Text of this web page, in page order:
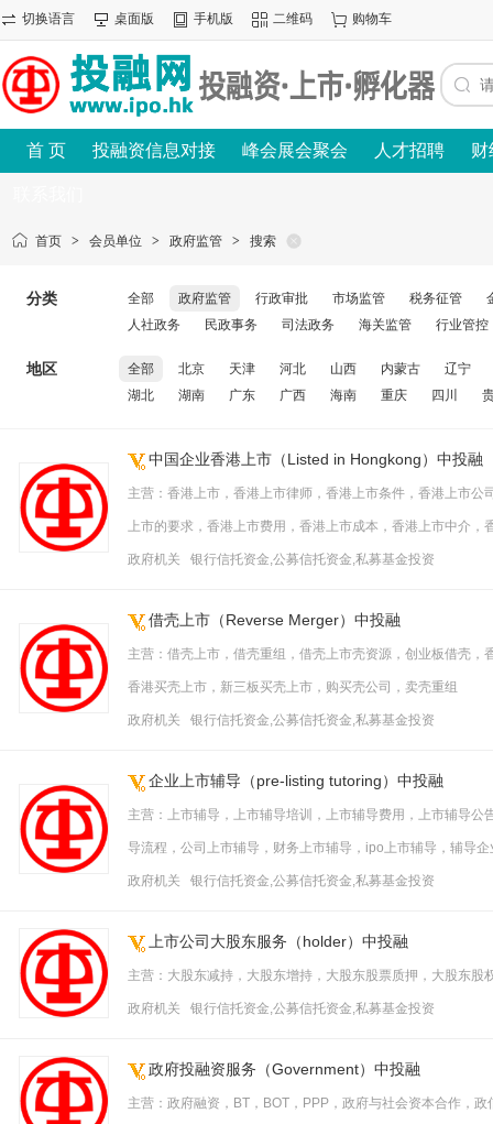
切换语言 桌面版 手机版 二维码 购物车
首 页 投融资信息对接 峰会展会聚会 人才招聘 财
首页 > 会员单位 > 政府监管 > 搜索
分类 全部 政府监管 行政审批 市场监管 税务征管
人社政务
民政事务 司法政务 海关监管 行业管控
地区 全部 北京 天津 河北 山西 内蒙古
辽宁
湖北
湖南 广东 广西 海南 重庆 四川
中国企业香港上市（Listed in Hongkong）中投融
主营：香港上市，香港上市律师，香港上市条件，香港上市
上市的要求，香港上市费用，香港上市成本，香港上市中介
政府机关 银行信托资金,公募信托资金,私募基金投资
借壳上市（Reverse Merger）中投融
主营：借壳上市，借壳重组，借壳上市壳资源，创业板借壳
香港买壳上市，新三板买壳上市，购买壳公司，卖壳重组
政府机关 银行信托资金,公募信托资金,私募基金投资
企业上市辅导（pre-listing tutoring）中投融
主营：上市辅导，上市辅导培训，上市辅导费用，上市辅导
导流程，公司上市辅导，财务上市辅导，ipo上市辅导，辅导
政府机关 银行信托资金,公募信托资金,私募基金投资
上市公司大股东服务（holder）中投融
主营：大股东减持，大股东增持，大股东股票质押，大股东股
政府机关 银行信托资金,公募信托资金,私募基金投资
政府投融资服务（Government）中投融
主营：政府融资，BT，BOT，PPP，政府与社会资本合作，政